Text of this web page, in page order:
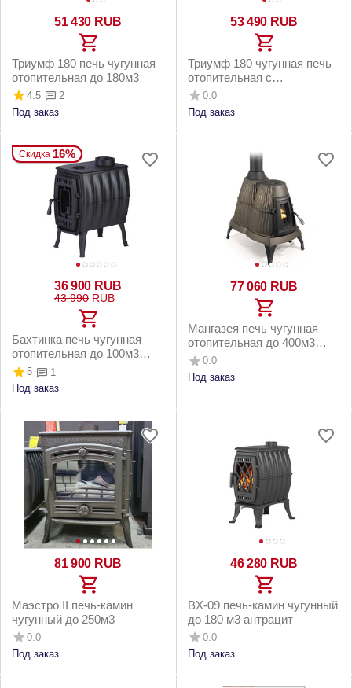
51 430 RUB
Триумф 180 печь чугунная
отопительная до 180м3
4.5
2
Под заказ
53 490 RUB
Триумф 180 чугунная печь
отопительная с
теплообменником до 180
м3
0.0
Под заказ
Скидка 16%
36 900 RUB
43 990 RUB
Бахтинка печь чугунная
отопительная до 100м3
черная
5
1
Под заказ
77 060 RUB
Мангазея печь чугунная
отопительная до 400м3
чёрная бронза
0.0
Под заказ
81 900 RUB
Маэстро II печь-камин
чугунный до 250м3
0.0
Под заказ
46 280 RUB
BX-09 печь-камин чугунный
до 180 м3 антрацит
0.0
Под заказ